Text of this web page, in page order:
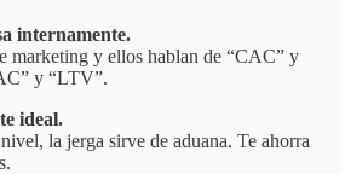
internamente.
marketing y ellos hablan de “CAC” y
y “LTV”.
ideal.
la jerga sirve de aduana. Te ahorra